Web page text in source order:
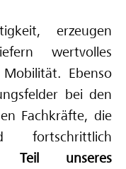
erzeugen
wertvolles
Ebenso
bei den
Fachkräfte, die
fortschrittlich
Teil unseres